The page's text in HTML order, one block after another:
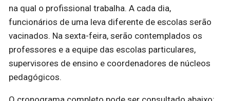
na qual o profissional trabalha. A cada dia,
funcionários de uma leva diferente de escolas serão
vacinados. Na sexta-feira, serão contemplados os
professores e a equipe das escolas particulares,
supervisores de ensino e coordenadores de núcleos
pedagógicos.